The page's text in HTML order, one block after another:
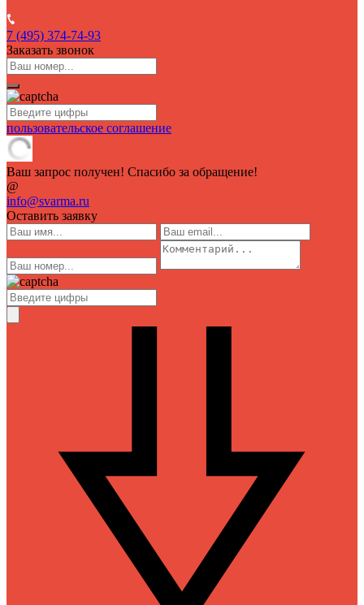
7 (495) 374-74-93
Заказать звонок
пользовательское соглашение
Ваш запрос получен! Спасибо за обращение!
@
info@svarma.ru
Оставить заявку